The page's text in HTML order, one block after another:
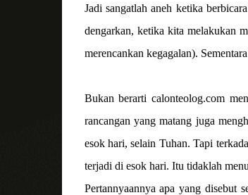
Jadi sangatlah aneh ketika
dengarkan, ketika kita melakukan
merencankan kegagalan).
Bukan berarti calonteolog.com
rancangan yang matang juga
esok hari, selain Tuhan. Tapi
terjadi di esok hari. Itu tidaklah
Pertannyaannya apa yang disebut